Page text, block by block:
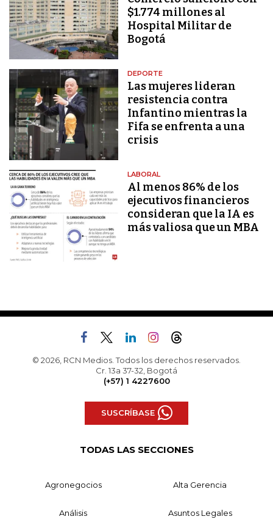
$1.774 millones al
Hospital Militar de
Bogotá
DEPORTE
Las mujeres lideran
resistencia contra
Infantino mientras la
Fifa se enfrenta a una
crisis
LABORAL
Al menos 86% de los
ejecutivos financieros
consideran que la IA es
más valiosa que un MBA
© 2026, RCN Medios. Todos los derechos reservados.
Cr. 13a 37-32, Bogotá
(+57) 1 4227600
SUSCRÍBASE
TODAS LAS SECCIONES
Agronegocios Alta Gerencia
Análisis Asuntos Legales